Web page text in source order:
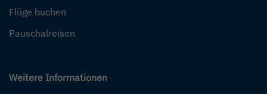
Flüge buchen
Pauschalreisen
Weitere Informationen